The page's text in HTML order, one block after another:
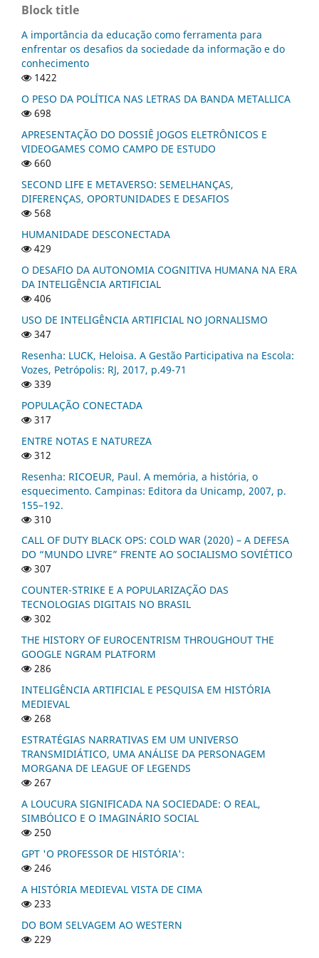
Block title
A importância da educação como ferramenta para
enfrentar os desafios da sociedade da informação e do
conhecimento
1422
O PESO DA POLÍTICA NAS LETRAS DA BANDA METALLICA
698
APRESENTAÇÃO DO DOSSIÊ JOGOS ELETRÔNICOS E
VIDEOGAMES COMO CAMPO DE ESTUDO
660
SECOND LIFE E METAVERSO: SEMELHANÇAS,
DIFERENÇAS, OPORTUNIDADES E DESAFIOS
568
HUMANIDADE DESCONECTADA
429
O DESAFIO DA AUTONOMIA COGNITIVA HUMANA NA ERA
DA INTELIGÊNCIA ARTIFICIAL
406
USO DE INTELIGÊNCIA ARTIFICIAL NO JORNALISMO
347
Resenha: LUCK, Heloisa. A Gestão Participativa na Escola:
Vozes, Petrópolis: RJ, 2017, p.49-71
339
POPULAÇÃO CONECTADA
317
ENTRE NOTAS E NATUREZA
312
Resenha: RICOEUR, Paul. A memória, a história, o
esquecimento. Campinas: Editora da Unicamp, 2007, p.
155–192.
310
CALL OF DUTY BLACK OPS: COLD WAR (2020) – A DEFESA
DO “MUNDO LIVRE” FRENTE AO SOCIALISMO SOVIÉTICO
307
COUNTER-STRIKE E A POPULARIZAÇÃO DAS
TECNOLOGIAS DIGITAIS NO BRASIL
302
THE HISTORY OF EUROCENTRISM THROUGHOUT THE
GOOGLE NGRAM PLATFORM
286
INTELIGÊNCIA ARTIFICIAL E PESQUISA EM HISTÓRIA
MEDIEVAL
268
ESTRATÉGIAS NARRATIVAS EM UM UNIVERSO
TRANSMIDIÁTICO, UMA ANÁLISE DA PERSONAGEM
MORGANA DE LEAGUE OF LEGENDS
267
A LOUCURA SIGNIFICADA NA SOCIEDADE: O REAL,
SIMBÓLICO E O IMAGINÁRIO SOCIAL
250
GPT 'O PROFESSOR DE HISTÓRIA':
246
A HISTÓRIA MEDIEVAL VISTA DE CIMA
233
DO BOM SELVAGEM AO WESTERN
229